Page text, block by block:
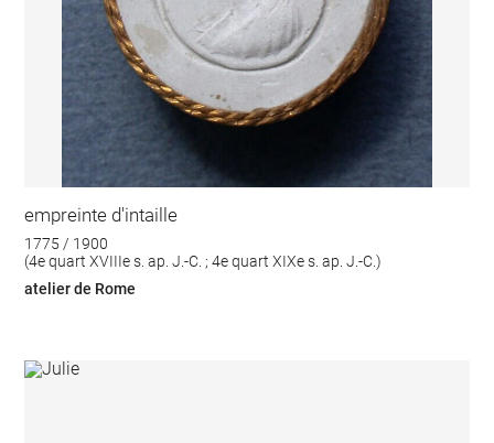
empreinte d'intaille
1775 / 1900
(4e quart XVIIIe s. ap. J.-C. ; 4e quart XIXe s. ap. J.-C.)
atelier de Rome